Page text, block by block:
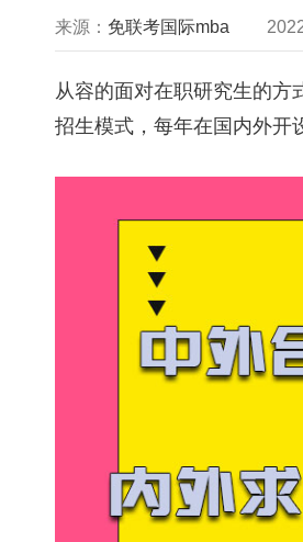
来源： 免联考国际mba
从容的面对在职研究生的方
招生模式，每年在国内外开